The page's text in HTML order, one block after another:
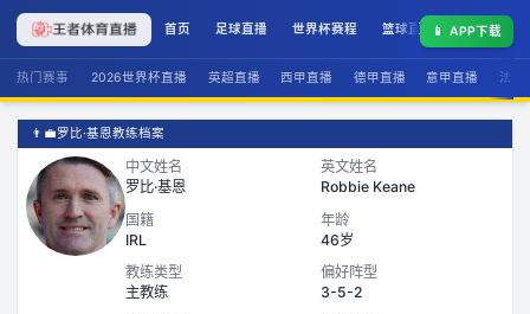
首页 足球直播 世界杯赛程 篮球直播 联赛积分
📱 APP下载
热门赛事 2026世界杯直播 英超直播 西甲直播 德甲直播 意甲直播 法甲
👨‍💼罗比·基恩教练档案
中文姓名
罗比·基恩
英文姓名
Robbie Keane
国籍
IRL
年龄
46岁
教练类型
主教练
偏好阵型
3-5-2